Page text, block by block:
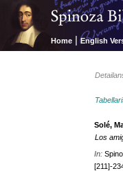
Home | English
Solé,
Los
In:
[211]-